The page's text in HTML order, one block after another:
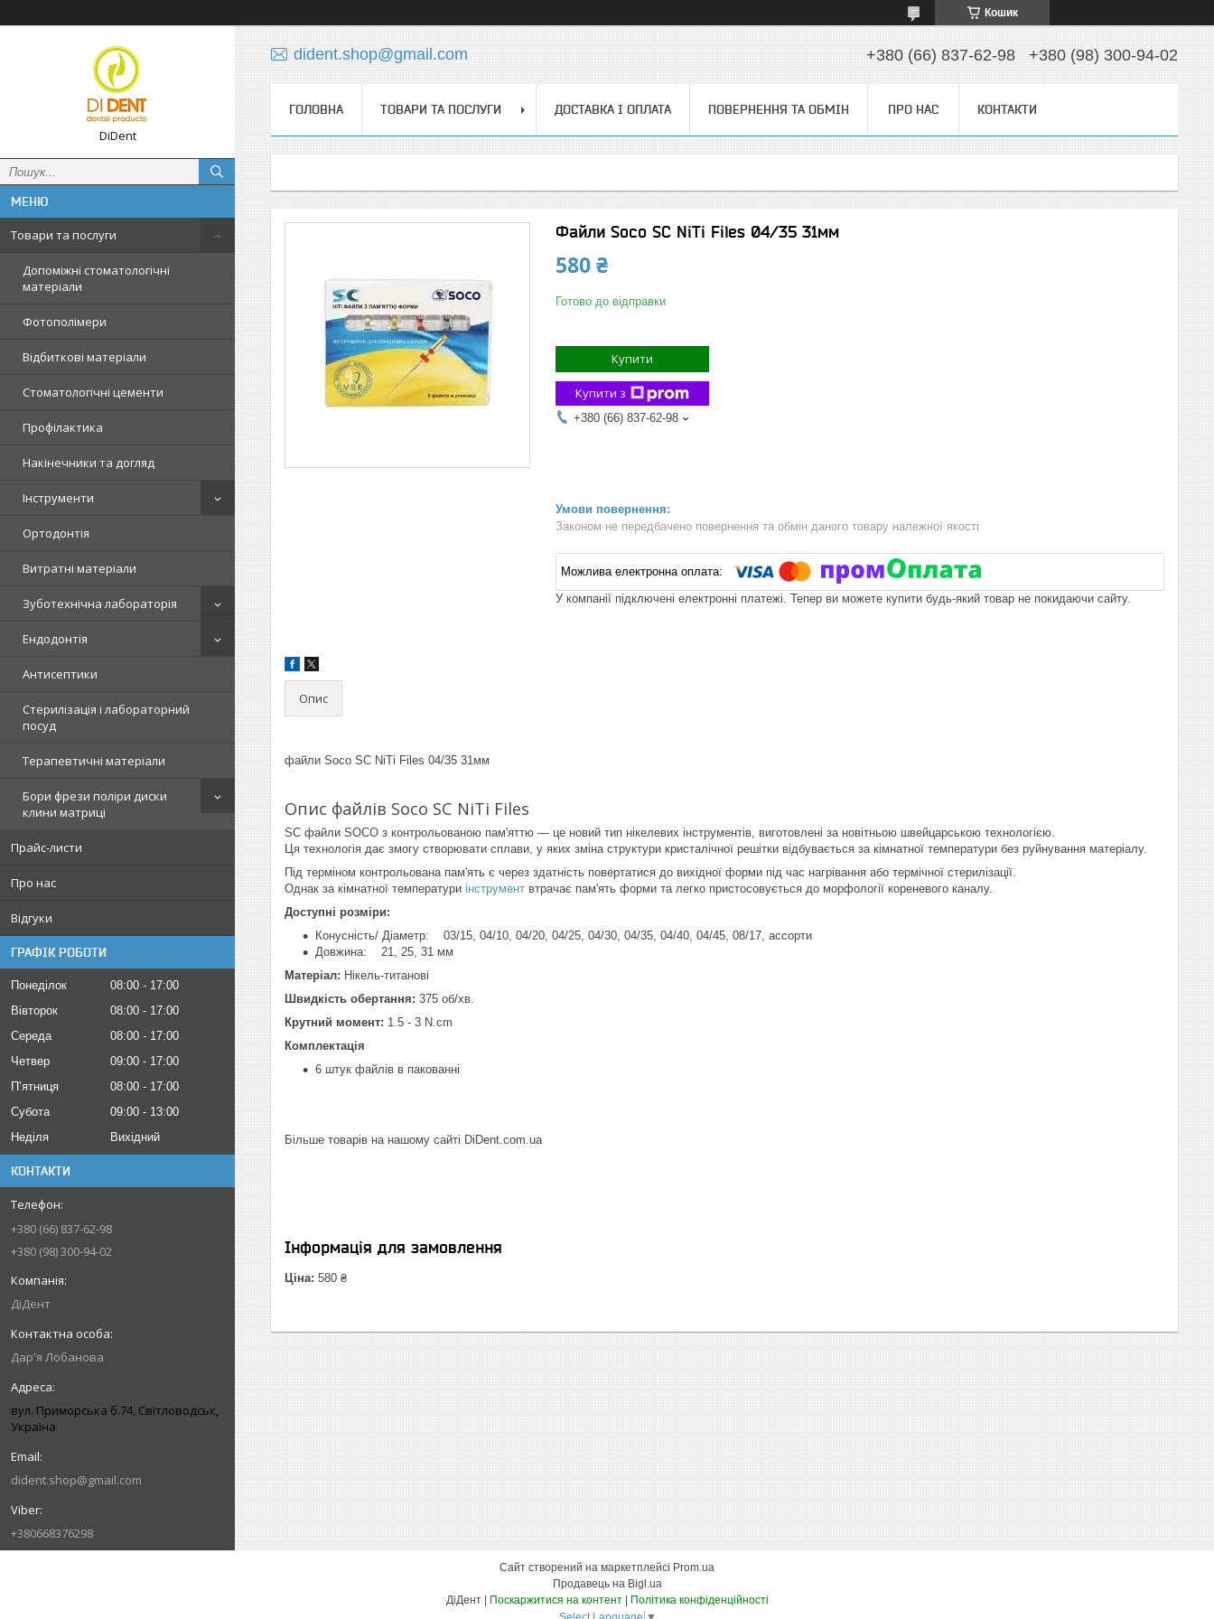
Кошик
DiDent
Товари та послуги
Допоміжні стоматологічні
матеріали
Фотополімери
Відбиткові матеріали
Стоматологічні цементи
Профілактика
Накінечники та догляд
Інструменти
Ортодонтія
Витратні матеріали
Зуботехнічна лабораторія
Ендодонтія
Антисептики
Стерилізація і лабораторний
посуд
Терапевтичні матеріали
Бори фрези поліри диски
клини матриці
Прайс-листи
Про нас
Відгуки
ГРАФІК РОБОТИ
Понеділок 08:00
17:00
Вівторок
08:00
17:00
Середа
08:00
17:00
Четвер
09:00
17:00
Пʼятниця
08:00
17:00
Субота
09:00
13:00
Неділя
Вихідний
КОНТАКТИ
+380 (66) 837-62-98
+380 (98) 300-94-02
ДіДент
Дар'я Лобанова
вул. Приморська б.74, Світловодськ,
Україна
dident.shop@gmail.com
+380668376298
dident.shop@gmail.com +380 (66) 837-62-98 +380 (98) 300-94-02
ГОЛОВНА ТОВАРИ ТА ПОСЛУГИ ДОСТАВКА І ОПЛАТА ПОВЕРНЕННЯ ТА ОБМІН ПРО НАС КОНТАКТИ
Файли Soco SC NiTi Files 04/35 31мм
580 ₴
Готово до відправки
Купити
Купити з
+380 (66) 837-62-98
Законом не передбачено повернення та обмін даного товару належної якості
У компанії підключені електронні платежі. Тепер ви можете купити будь-який товар не покидаючи сайту.
Опис
файли Soco SC NiTi Files 04/35 31мм
Опис файлів Soco SC NiTi Files
SC файли SOCO з контрольованою пам'яттю — це новий тип нікелевих інструментів, виготовлені за новітньою швейцарською технологією.
Ця технологія дає змогу створювати сплави, у яких зміна структури кристалічної решітки відбувається за кімнатної температури без руйнування матеріалу.
Під терміном контрольована пам'ять є через здатність повертатися до вихідної форми під час нагрівання або термічної стерилізації.
Однак за кімнатної температури інструмент втрачає пам'ять форми та легко пристосовується до морфології кореневого каналу.
Доступні розміри:
Конусність/ Діаметр: 03/15, 04/10, 04/20, 04/25, 04/30, 04/35, 04/40, 04/45, 08/17, ассорти
Довжина: 21, 25, 31 мм
Матеріал: Нікель-титанові
Швидкість обертання: 375 об/хв.
Крутний момент: 1.5 - 3 N.cm
Комплектація
6 штук файлів в пакованні
Більше товарів на нашому сайті DiDent.com.ua
Інформація для замовлення
Ціна: 580 ₴
Сайт створений на маркетплейсі Prom.ua
Продавець на Bigl.ua
Поскаржитися на контент
Політика конфіденційності